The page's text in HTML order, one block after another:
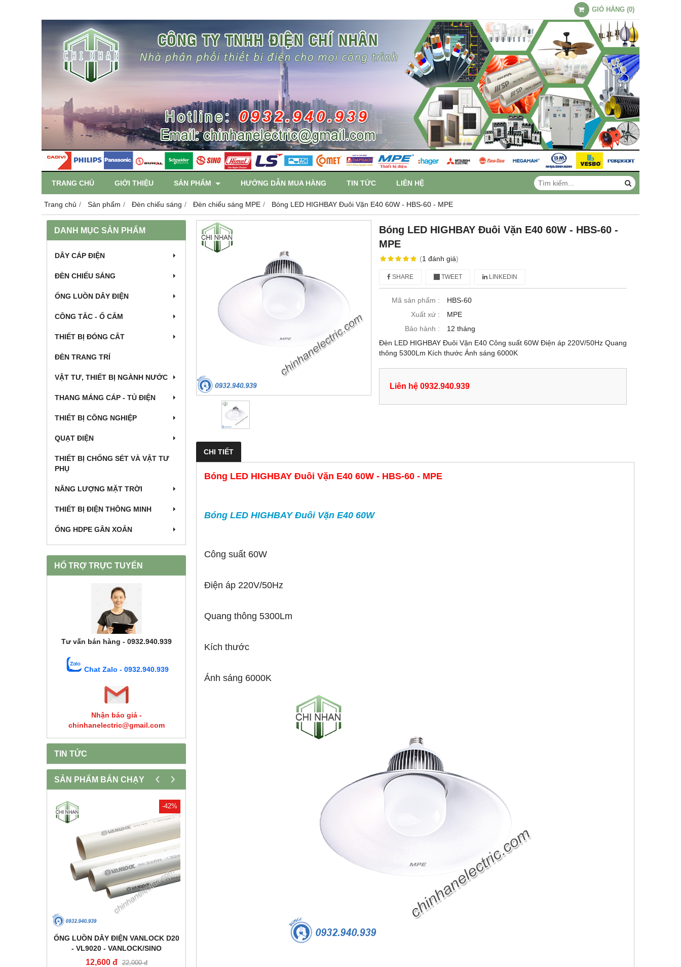
GIỎ HÀNG (0)
TRANG CHỦ GIỚI THIỆU SẢN PHẨM HƯỚNG DẪN MUA HÀNG TIN TỨC LIÊN HỆ
Trang chủ Sản phẩm Đèn chiếu sáng Đèn chiếu sáng MPE Bóng LED HIGHBAY Đuôi Vặn E40 60W - HBS-60 - MPE
DANH MỤC SẢN PHẨM
DÂY CÁP ĐIỆN
ĐÈN CHIẾU SÁNG
ỐNG LUỒN DÂY ĐIỆN
CÔNG TẮC - Ổ CẮM
THIẾT BỊ ĐÓNG CẮT
ĐÈN TRANG TRÍ
VẬT TƯ, THIẾT BỊ NGÀNH NƯỚC
THANG MÁNG CÁP - TỦ ĐIỆN
THIẾT BỊ CÔNG NGHIỆP
QUẠT ĐIỆN
THIẾT BỊ CHỐNG SÉT VÀ VẬT TƯ
PHỤ
NĂNG LƯỢNG MẶT TRỜI
THIẾT BỊ ĐIỆN THÔNG MINH
ỐNG HDPE GÂN XOẮN
HỔ TRỢ TRỰC TUYẾN
Tư vấn bán hàng - 0932.940.939
Chat Zalo - 0932.940.939
Nhận báo giá -
chinhanelectric@gmail.com
TIN TỨC
SẢN PHẨM BÁN CHẠY
-42%
ỐNG LUỒN DÂY ĐIỆN VANLOCK D20
- VL9020 - VANLOCK/SINO
12,600 đ 22,000 đ
TỤ BÙ TRÒN 20KVAR 3P 450V -
BỘ ĐIỀU KHIỂN TỤ BÙ 380V 4 CẤP -
‹ ›
Bóng LED HIGHBAY Đuôi Vặn E40 60W - HBS-60 -
MPE
(1 đánh giá)
SHARE TWEET LINKEDIN
Mã sản phẩm :
HBS-60
Xuất xứ :
MPE
Bảo hành :
12 tháng
Đèn LED HIGHBAY Đuôi Vặn E40 Công suất 60W Điện áp 220V/50Hz Quang
thông 5300Lm Kích thước Ánh sáng 6000K
Liên hệ 0932.940.939
CHI TIẾT
Bóng LED HIGHBAY Đuôi Vặn E40 60W - HBS-60 - MPE
Bóng LED HIGHBAY Đuôi Vặn E40 60W
Công suất 60W
Điện áp 220V/50Hz
Quang thông 5300Lm
Kích thước
Ánh sáng 6000K